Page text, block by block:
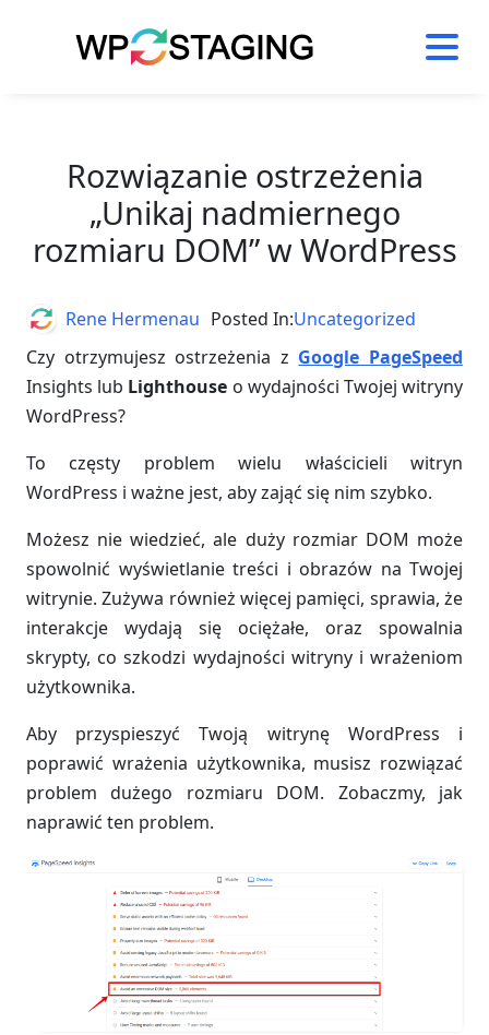
Rozwiązanie ostrzeżenia
„Unikaj nadmiernego
rozmiaru DOM” w WordPress
Czy otrzymujesz ostrzeżenia z Google PageSpeed
Insights lub Lighthouse o wydajności Twojej witryny
WordPress?
To częsty problem wielu właścicieli witryn
WordPress i ważne jest, aby zająć się nim szybko.
Możesz nie wiedzieć, ale duży rozmiar DOM może
spowolnić wyświetlanie treści i obrazów na Twojej
witrynie. Zużywa również więcej pamięci, sprawia, że
interakcje wydają się ociężałe, oraz spowalnia
skrypty, co szkodzi wydajności witryny i wrażeniom
użytkownika.
Aby przyspieszyć Twoją witrynę WordPress i
poprawić wrażenia użytkownika, musisz rozwiązać
problem dużego rozmiaru DOM. Zobaczmy, jak
naprawić ten problem.
AuthorRene Hermenau Posted In:Uncategorized